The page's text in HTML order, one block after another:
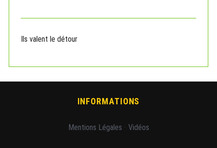
Ils valent le détour
INFORMATIONS
Mentions Légales Vidéos